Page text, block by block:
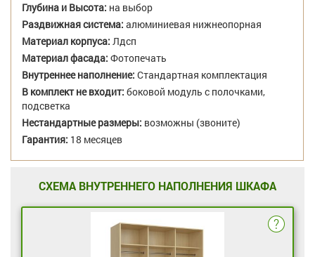
Глубина и Высота: на выбор
Раздвижная система: алюминиевая нижнеопорная
Материал корпуса: Лдсп
Материал фасада: Фотопечать
Внутреннее наполнение: Стандартная комплектация
В комплект не входит: боковой модуль с полочками,
подсветка
Нестандартные размеры: возможны (звоните)
Гарантия: 18 месяцев
СХЕМА ВНУТРЕННЕГО НАПОЛНЕНИЯ ШКАФА